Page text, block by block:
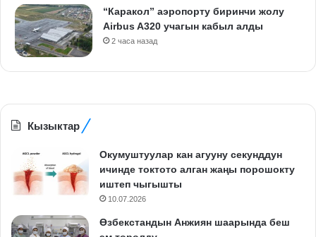
“Каракол” аэропорту биринчи жолу
Airbus A320 учагын кабыл алды
2 часа назад
Кызыктар
Окумуштуулар кан агууну секунддун
ичинде токтото алган жаңы порошокту
иштеп чыгышты
10.07.2026
Өзбекстандын Анжиян шаарында беш